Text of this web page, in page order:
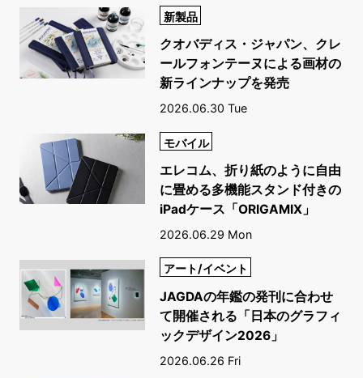
新製品
クオバディス・ジャパン、クレ
ールフォンテーヌによる画材の
新ラインナップを発売
2026.06.30 Tue
モバイル
エレコム、折り紙のように自由
に畳める多機能スタンド付きの
iPadケース「ORIGAMIX」
2026.06.29 Mon
アート/イベント
JAGDAの年鑑の発刊に合わせ
て開催される「日本のグラフィ
ックデザイン2026」
2026.06.26 Fri